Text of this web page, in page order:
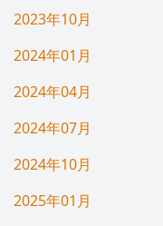
2023年10月
2024年01月
2024年04月
2024年07月
2024年10月
2025年01月